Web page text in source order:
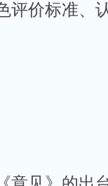
评价标准、